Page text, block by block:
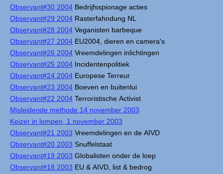
Observant#30 2004 Bedrijfsspionage acties
Observant#29 2004 Rasterfahndung NL
Observant#28 2004 Veganisten barbeque
Observant#27 2004 EU2004, dieren en camera's
Observant#26 2004 Vreemdelingen inlichtingen
Observant#25 2004 Incidentenpolitiek
Observant#24 2004 Europese Terreur
Observant#23 2004 Boeven en buitenlui
Observant#22 2004 Terroristische Activist
Misleidende methode 14 november 2003
Keizer in lompen, 1 november 2003
Observant#21 2003 Vreemdelingen en de AIVD
Observant#20 2003 Snuffelstaat
Observant#19 2003 Globalisten onder de loep
Observant#18 2003 EU & AIVD, list & bedrog